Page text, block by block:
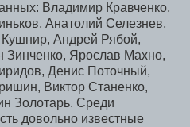
Владимир Кравченко,
Анатолий Селезнев,
Андрей Рябой,
Ярослав Махно,
Денис Поточный,
Виктор Станенко,
Золотарь. Среди
довольно известные